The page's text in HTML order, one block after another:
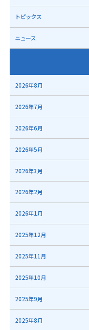
トピックス
ニュース
2026年8月
2026年7月
2026年6月
2026年5月
2026年3月
2026年2月
2026年1月
2025年12月
2025年11月
2025年10月
2025年9月
2025年8月